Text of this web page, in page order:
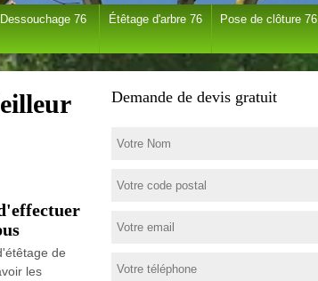
Dessouchage 76 Étêtage d'arbre 76 Pose de clôture 76
de
les
Demande de devis gratuit